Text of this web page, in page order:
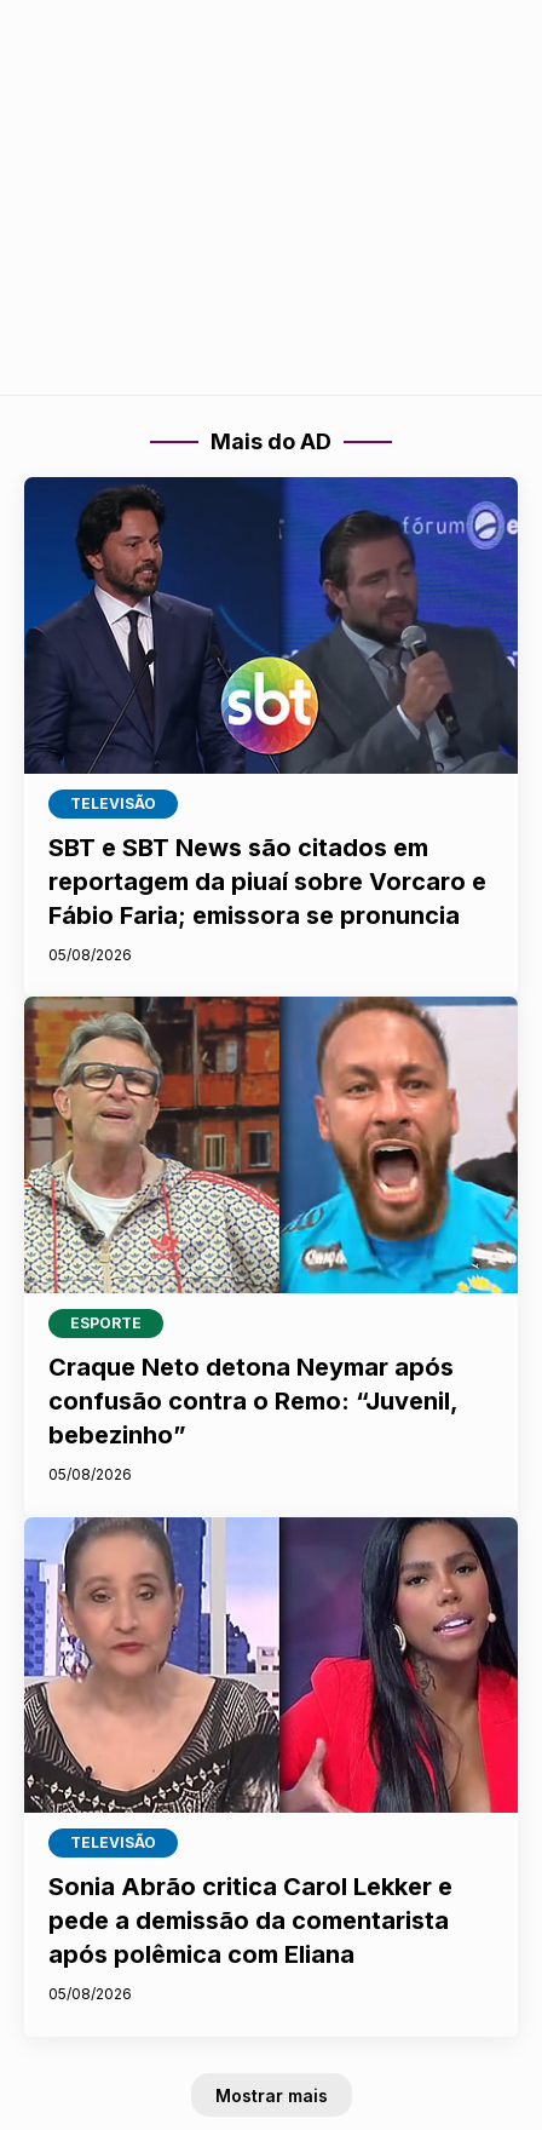
Mais do AD
TELEVISÃO
SBT e SBT News são citados em
reportagem da piuaí sobre Vorcaro e
Fábio Faria; emissora se pronuncia
05/08/2026
ESPORTE
Craque Neto detona Neymar após
confusão contra o Remo: “Juvenil,
bebezinho”
05/08/2026
TELEVISÃO
Sonia Abrão critica Carol Lekker e
pede a demissão da comentarista
após polêmica com Eliana
05/08/2026
Mostrar mais